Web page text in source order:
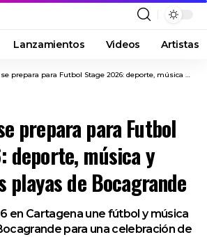
Lanzamientos Videos Artistas
para Futbol Stage 2026: deporte, música y fiesta en las playas de Bocagrande
prepara para Futbol
deporte, música y
playas de Bocagrande
en Cartagena une fútbol y música
para una celebración de